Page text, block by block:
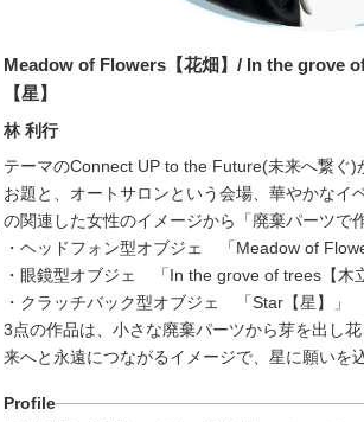
Meadow of Flowers【花畑】/ In the grove
【星】
林 利行
テーマのConnect UP to the Future(未来へ繋ぐ)
お題と、オートサロンという会場、華やかなイ
の関連した女性のイメージから「廃棄パーツで
・ヘッドフォン型オブジェ 「Meadow of
・眼鏡型オブジェ 「In the grove of trees【木
・クラッチバック型オブジェ 「Star【星】」
3点の作品は、小さな廃棄パーツから芽を出し
来へと永遠につながるイメージで、星に願いを
Profile